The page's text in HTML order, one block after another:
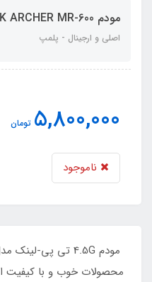
مودم TP-LINK ARCHER MR-600
اصلی و ارجینال - پلمپ
5,800,000 تومان
ناموجود
محصولات خوب و با کیفیت